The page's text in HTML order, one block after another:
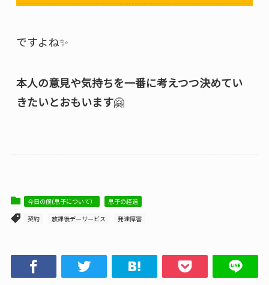
ですよね✨
本人の意見や気持ちを一番に考えつつ決めてい
きたいとおもいます🤗
今日の僕(息子について）
息子の経過
契約
放課後デーサービス 発達障害